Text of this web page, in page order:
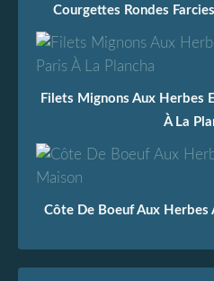
Courgettes Rondes
Filets Mignons Aux Herbes
À La
Côte De Boeuf Aux Herbes